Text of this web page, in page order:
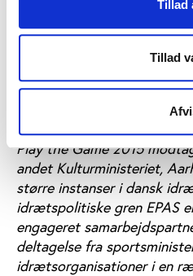
Tillad
Tillad
forslag til nyt UNESCO
dokument som Play the
udforme og som skal
hele verden. Charteret
UNESCO’s næsten 200
Play the Game 2015
andet Kulturministeriet,
større instanser i dansk
idrætspolitiske gren EPAS
engageret
deltagelse fra
idrætsorganisationer i en